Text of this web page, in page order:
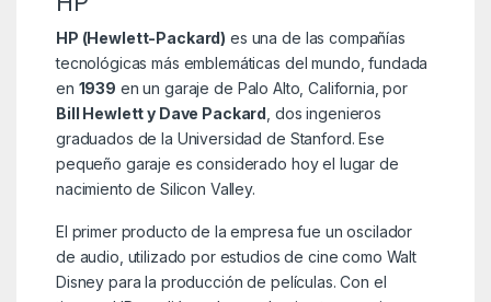
HP (Hewlett-Packard) es una de las compañías
tecnológicas más emblemáticas del mundo, fundada
en 1939 en un garaje de Palo Alto, California, por
Bill Hewlett y Dave Packard , dos ingenieros
graduados de la Universidad de Stanford. Ese
pequeño garaje es considerado hoy el lugar de
nacimiento de Silicon Valley.
El primer producto de la empresa fue un oscilador
de audio, utilizado por estudios de cine como Walt
Disney para la producción de películas. Con el